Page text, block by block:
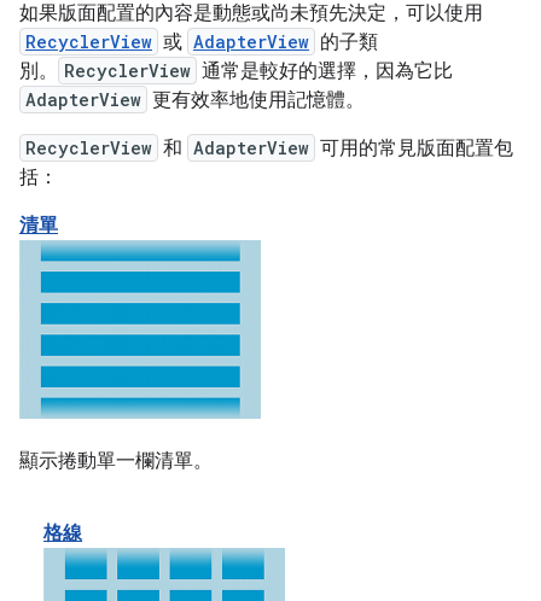
如果版面配置的內容是動態或尚未預先決定，可以使用
RecyclerView 或 AdapterView 的子類
別。
RecyclerView 通常是較好的選擇，因為它比
AdapterView 更有效率地使用記憶體。
RecyclerView 和 AdapterView 可用的常見版面配置包
括：
清單
顯示捲動單一欄清單。
格線